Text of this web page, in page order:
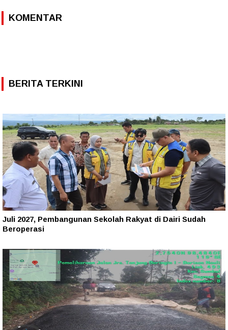
KOMENTAR
BERITA TERKINI
Juli 2027, Pembangunan Sekolah Rakyat di Dairi Sudah
Beroperasi